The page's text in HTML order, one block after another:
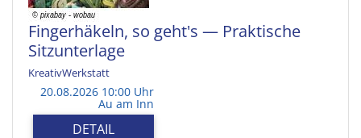
Fingerhäkeln, so geht's — Praktische
Sitzunterlage
KreativWerkstatt
20.08.2026 10:00 Uhr
Au am Inn
DETAIL